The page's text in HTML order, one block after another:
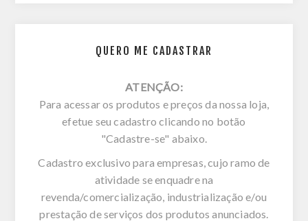
QUERO ME CADASTRAR
ATENÇÃO:
Para acessar os produtos e preços da nossa loja,
efetue seu cadastro clicando no botão
"Cadastre-se" abaixo.
Cadastro exclusivo para empresas, cujo ramo de
atividade se enquadre na
revenda/comercialização, industrialização e/ou
prestação de serviços dos produtos anunciados.